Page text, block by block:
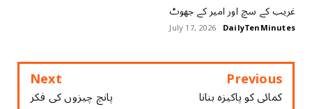
غریب کے سچ اور امیر کے جھوٹ
DailyTenMinutes
July 17, 2026
Previous
کمائی کو پاکیزہ بنانا
Next
پانچ چیزوں کی فکر